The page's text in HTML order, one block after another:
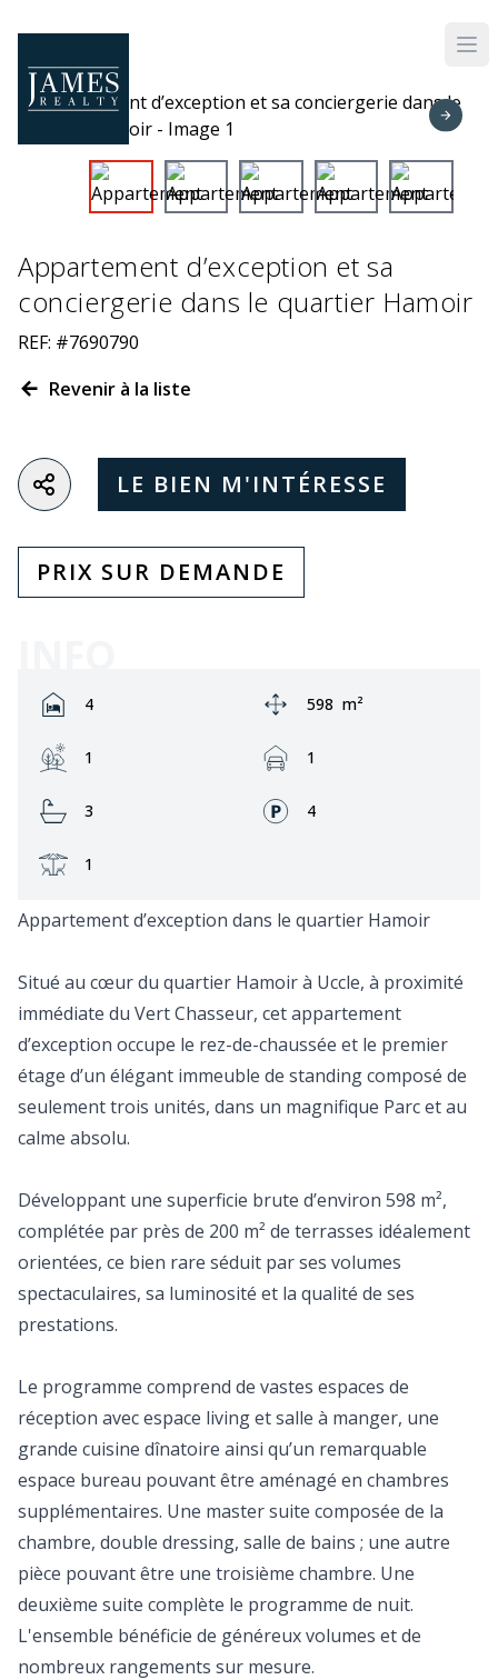
Appartement d’exception et sa
conciergerie dans le quartier Hamoir
REF: #7690790
Revenir à la liste
LE BIEN M'INTÉRESSE
PRIX SUR DEMANDE
Rooms:
4 Zone:
598 m²
Jardin:
1 Garage:
1
Bathrooms:
3 Façades:
4
Terrasse:
1
Appartement d’exception dans le quartier Hamoir
Situé au cœur du quartier Hamoir à Uccle, à proximité
immédiate du Vert Chasseur, cet appartement
d’exception occupe le rez-de-chaussée et le premier
étage d’un élégant immeuble de standing composé de
seulement trois unités, dans un magnifique Parc et au
calme absolu.
Développant une superficie brute d’environ 598 m²,
complétée par près de 200 m² de terrasses idéalement
orientées, ce bien rare séduit par ses volumes
spectaculaires, sa luminosité et la qualité de ses
prestations.
Le programme comprend de vastes espaces de
réception avec espace living et salle à manger, une
grande cuisine dînatoire ainsi qu’un remarquable
espace bureau pouvant être aménagé en chambres
supplémentaires. Une master suite composée de la
chambre, double dressing, salle de bains ; une autre
pièce pouvant être une troisième chambre. Une
deuxième suite complète le programme de nuit.
L'ensemble bénéficie de généreux volumes et de
nombreux rangements sur mesure.